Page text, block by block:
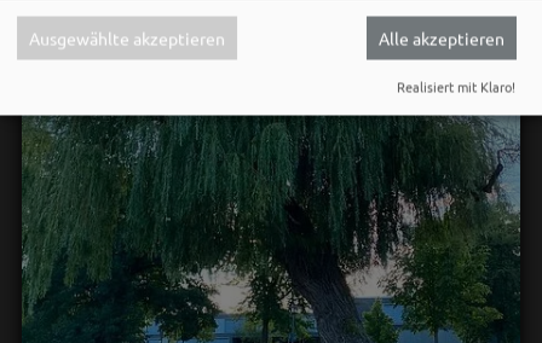
Ausgewählte akzeptieren Alle akzeptieren
Realisiert mit Klaro!